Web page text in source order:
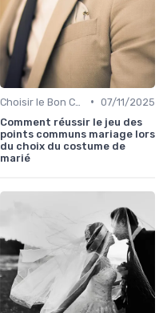
• 07/11/2025
Comment réussir le jeu des
points communs mariage lors
du choix du costume de
marié